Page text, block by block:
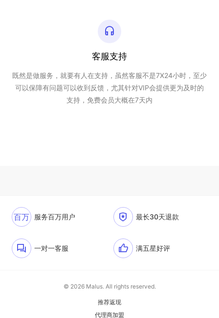
客服支持
既然是做服务，就要有人在支持，虽然客服不是7X24小时，至少
可以保障有问题可以收到反馈，尤其针对VIP会提供更为及时的
支持，免费会员大概在7天内
百万 服务百万用户 最长30天退款
一对一客服 满五星好评
© 2026 Malus. All rights reserved.
推荐返现
代理商加盟